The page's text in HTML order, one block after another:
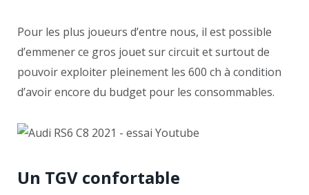
Pour les plus joueurs d’entre nous, il est possible
d’emmener ce gros jouet sur circuit et surtout de
pouvoir exploiter pleinement les 600 ch à condition
d’avoir encore du budget pour les consommables.
Un TGV confortable